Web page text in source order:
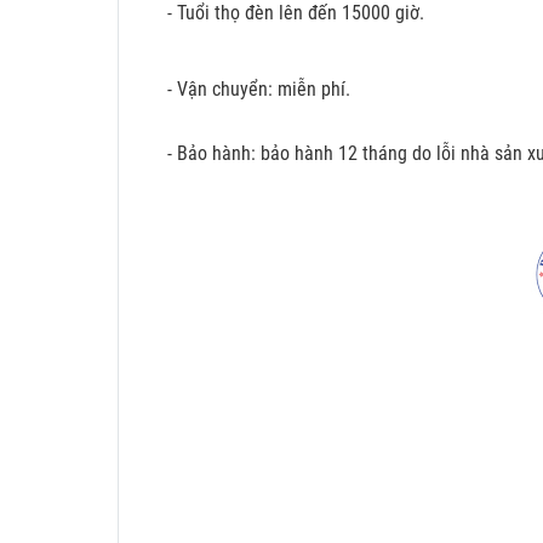
- Tuổi thọ đèn lên đến 15000 giờ.
- Vận chuyển: miễn phí.
- Bảo hành: bảo hành 12 tháng do lỗi nhà sản